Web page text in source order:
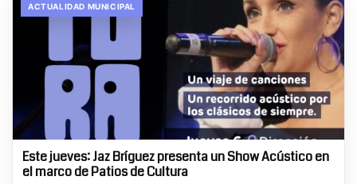
ACTUALIDAD MUNICIPAL
Este jueves: Jaz Bríguez presenta un Show Acústico en
el marco de Patios de Cultura